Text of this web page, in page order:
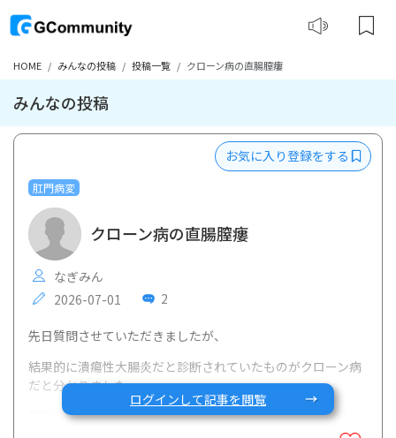
HOME みんなの投稿 投稿一覧 クローン病の直腸膣瘻
みんなの投稿
肛門病変
お気に入り登録をする
クローン病の直腸膣瘻
なぎみん
2026-07-01
2
先日質問させていただきましたが、
結果的に潰瘍性大腸炎だと診断されていたものがクローン病
だと分かりました。
現在総合病院で治療を開始予定で、ヒュミラかレミケードを
ログインして記事を閲覧